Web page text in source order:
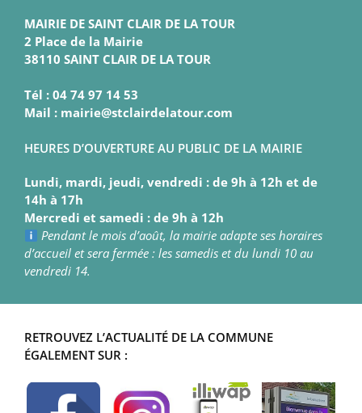
MAIRIE DE SAINT CLAIR DE LA TOUR
2 Place de la Mairie
38110 SAINT CLAIR DE LA TOUR
Tél : 04 74 97 14 53
Mail : mairie@stclairdelatour.com
HEURES D’OUVERTURE AU PUBLIC DE LA MAIRIE
Lundi, mardi, jeudi, vendredi : de 9h à 12h et de
14h à 17h
Mercredi et samedi : de 9h à 12h
Pendant le mois d’août, la mairie adapte ses horaires
d’accueil et sera fermée : les samedis et du lundi 10 au
vendredi 14.
RETROUVEZ L’ACTUALITÉ DE LA COMMUNE
ÉGALEMENT SUR :